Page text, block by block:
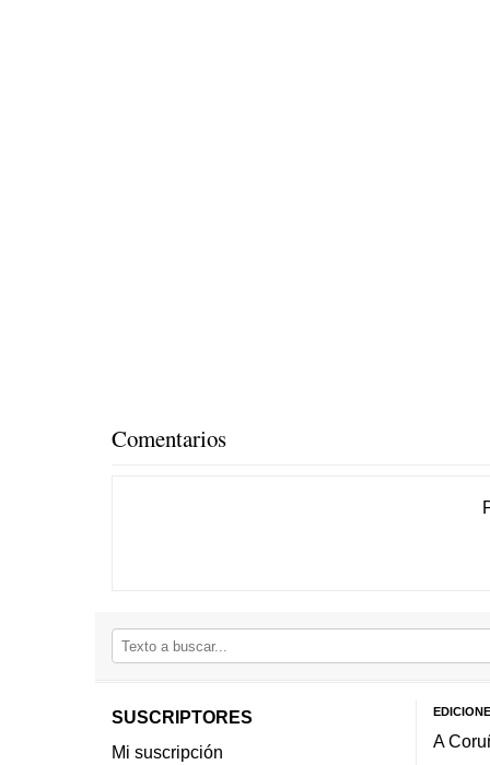
Comentarios
SUSCRIPTORES
Mi suscripción
A